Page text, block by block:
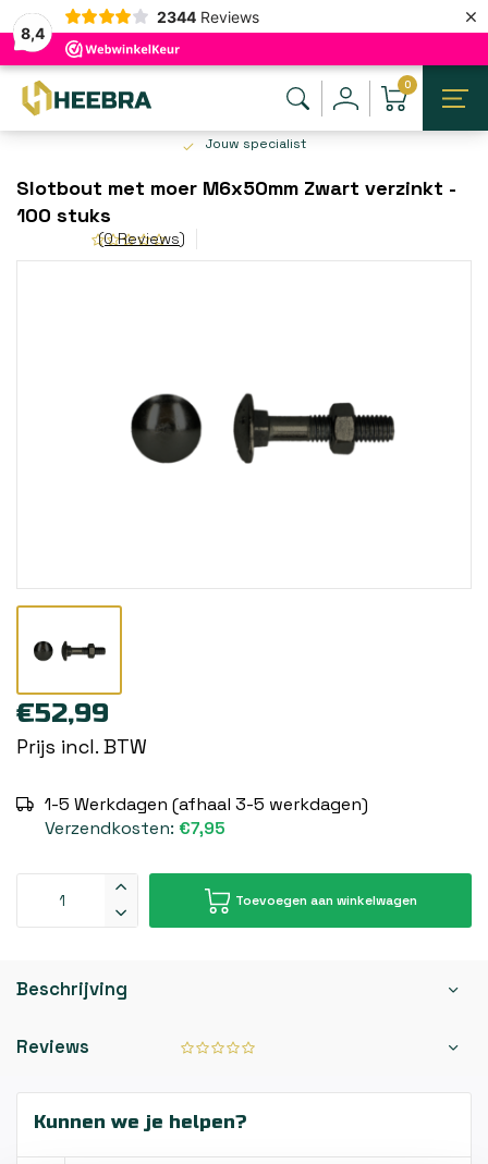
8,4
2344 Reviews ×
0
Jouw specialist
Slotbout met moer M6x50mm Zwart verzinkt -
100 stuks
(0 Reviews)
€52,99
Prijs incl. BTW
1-5 Werkdagen (afhaal 3-5 werkdagen)
Verzendkosten: €7,95
Toevoegen aan winkelwagen
Beschrijving
Reviews
Kunnen we je helpen?